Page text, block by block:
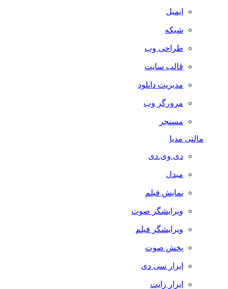
ایمیل
شبکه
طراحی وب
قالب سایت
مدیریت دانلود
مرورگر وب
مسنجر
مالتی مدیا
دی.وی.دی
مبدل
نمایش فیلم
ویرایشگر صوت
ویرایشگر فیلم
پخش صوت
ابزار سی دی
ابزار رایت